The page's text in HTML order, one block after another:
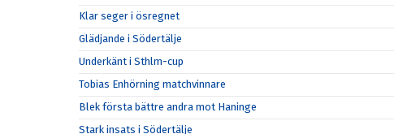
Klar seger i ösregnet
Glädjande i Södertälje
Underkänt i Sthlm-cup
Tobias Enhörning matchvinnare
Blek första bättre andra mot Haninge
Stark insats i Södertälje